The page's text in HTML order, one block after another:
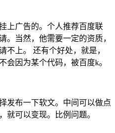
上广告的。个人推荐百度联
。当然，他需要一定的资质，
不上。 还有个好处，就是，
会因为某个代码，被百度k。
发布一下软文。中间可以做点
就可以变现。比例问题。